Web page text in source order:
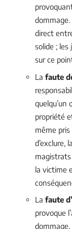
direct
solide ;
sur ce
La faute
quelqu’un
propriété
même pris
d’exclure,
la victime
La faute
provoque
dommage,